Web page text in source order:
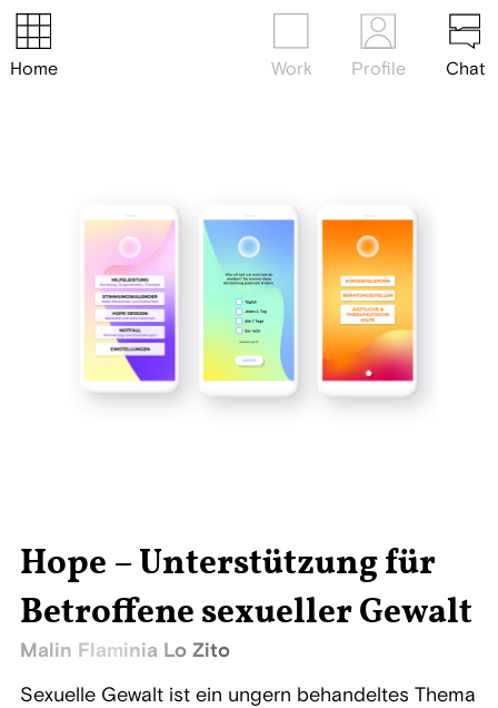
Home Work Profile Chat
Hope – Unterstützung für
Betroffene sexueller Gewalt
Malin Flaminia Lo Zito
Sexuelle Gewalt ist ein ungern behandeltes Thema